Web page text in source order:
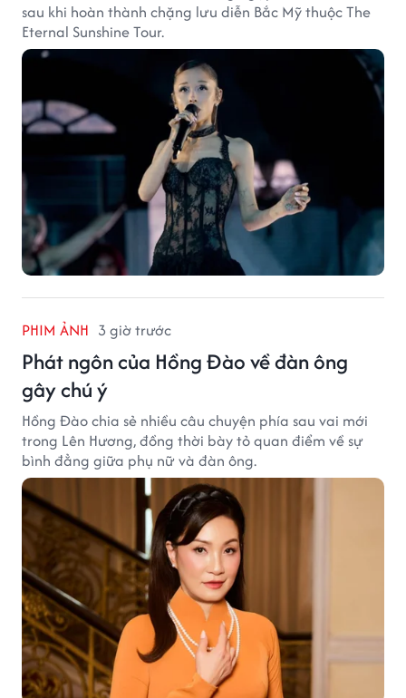
sau khi hoàn thành chặng lưu diễn Bắc Mỹ thuộc The
Eternal Sunshine Tour.
PHIM ẢNH 3 giờ trước
Phát ngôn của Hồng Đào về đàn ông
gây chú ý
Hồng Đào chia sẻ nhiều câu chuyện phía sau vai mới
trong Lên Hương, đồng thời bày tỏ quan điểm về sự
bình đẳng giữa phụ nữ và đàn ông.